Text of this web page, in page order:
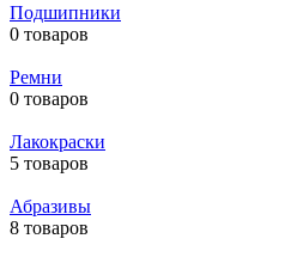
Подшипники
0 товаров
Ремни
0 товаров
Лакокраски
5 товаров
Абразивы
8 товаров